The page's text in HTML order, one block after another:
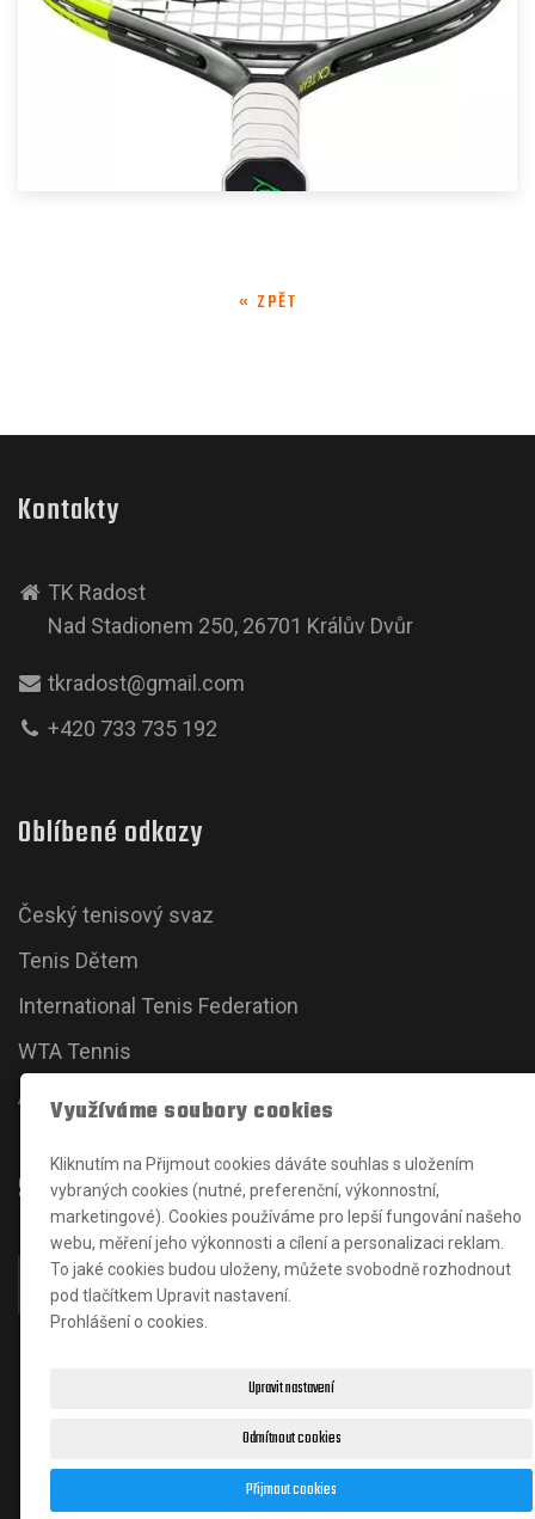
« ZPĚT
Kontakty
TK Radost
Nad Stadionem 250, 26701 Králův Dvůr
tkradost@gmail.com
+420 733 735 192
Oblíbené odkazy
Český tenisový svaz
Tenis Dětem
International Tenis Federation
WTA Tennis
ATP Tour
Sociální sítě
© 2024Jan Karšňák|Matěj Solucev- správce
Využíváme soubory cookies
Kliknutím na Přijmout cookies dáváte souhlas s uložením
vybraných cookies (nutné, preferenční, výkonnostní,
marketingové). Cookies používáme pro lepší fungování našeho
webu, měření jeho výkonnosti a cílení a personalizaci reklam.
To jaké cookies budou uloženy, můžete svobodně rozhodnout
pod tlačítkem Upravit nastavení.
Prohlášení o cookies.
Upravit nastavení
Odmítnout cookies
Přijmout cookies